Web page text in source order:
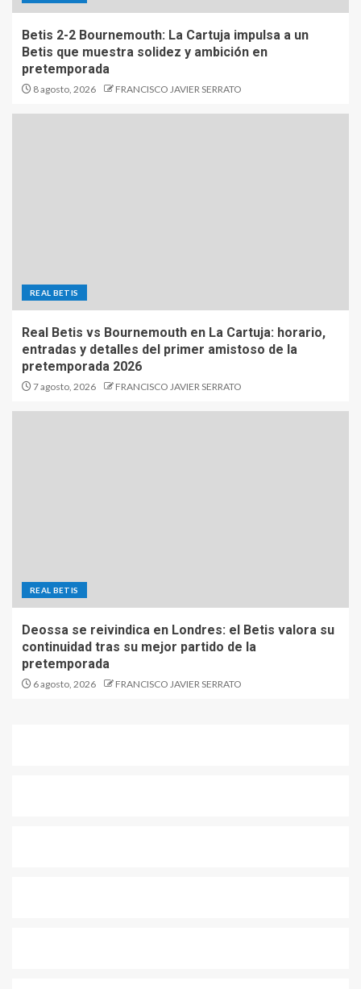
Betis 2-2 Bournemouth: La Cartuja impulsa a un
Betis que muestra solidez y ambición en
pretemporada
8 agosto, 2026 FRANCISCO JAVIER SERRATO
REAL BETIS
Real Betis vs Bournemouth en La Cartuja: horario,
entradas y detalles del primer amistoso de la
pretemporada 2026
7 agosto, 2026 FRANCISCO JAVIER SERRATO
REAL BETIS
Deossa se reivindica en Londres: el Betis valora su
continuidad tras su mejor partido de la
pretemporada
6 agosto, 2026 FRANCISCO JAVIER SERRATO